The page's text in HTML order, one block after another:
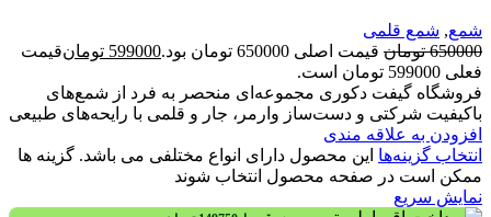
شمع, شمع قلمی
650000 تومان قیمت اصلی 650000 تومان بود. 599000 تومانقیمت
فعلی 599000 تومان است.
فروشگاه گیفت دکوری مجموعه‌ای منحصر به فرد از شمع‌های
باکیفیت شرکتی و دست‌ساز وارمر، جار و قلمی با رایحه‌های طبیعی
افزودن به علاقه مندی
انتخاب گزینه‌ها این محصول دارای انواع مختلفی می باشد. گزینه ها
ممکن است در صفحه محصول انتخاب شوند
نمایش سریع